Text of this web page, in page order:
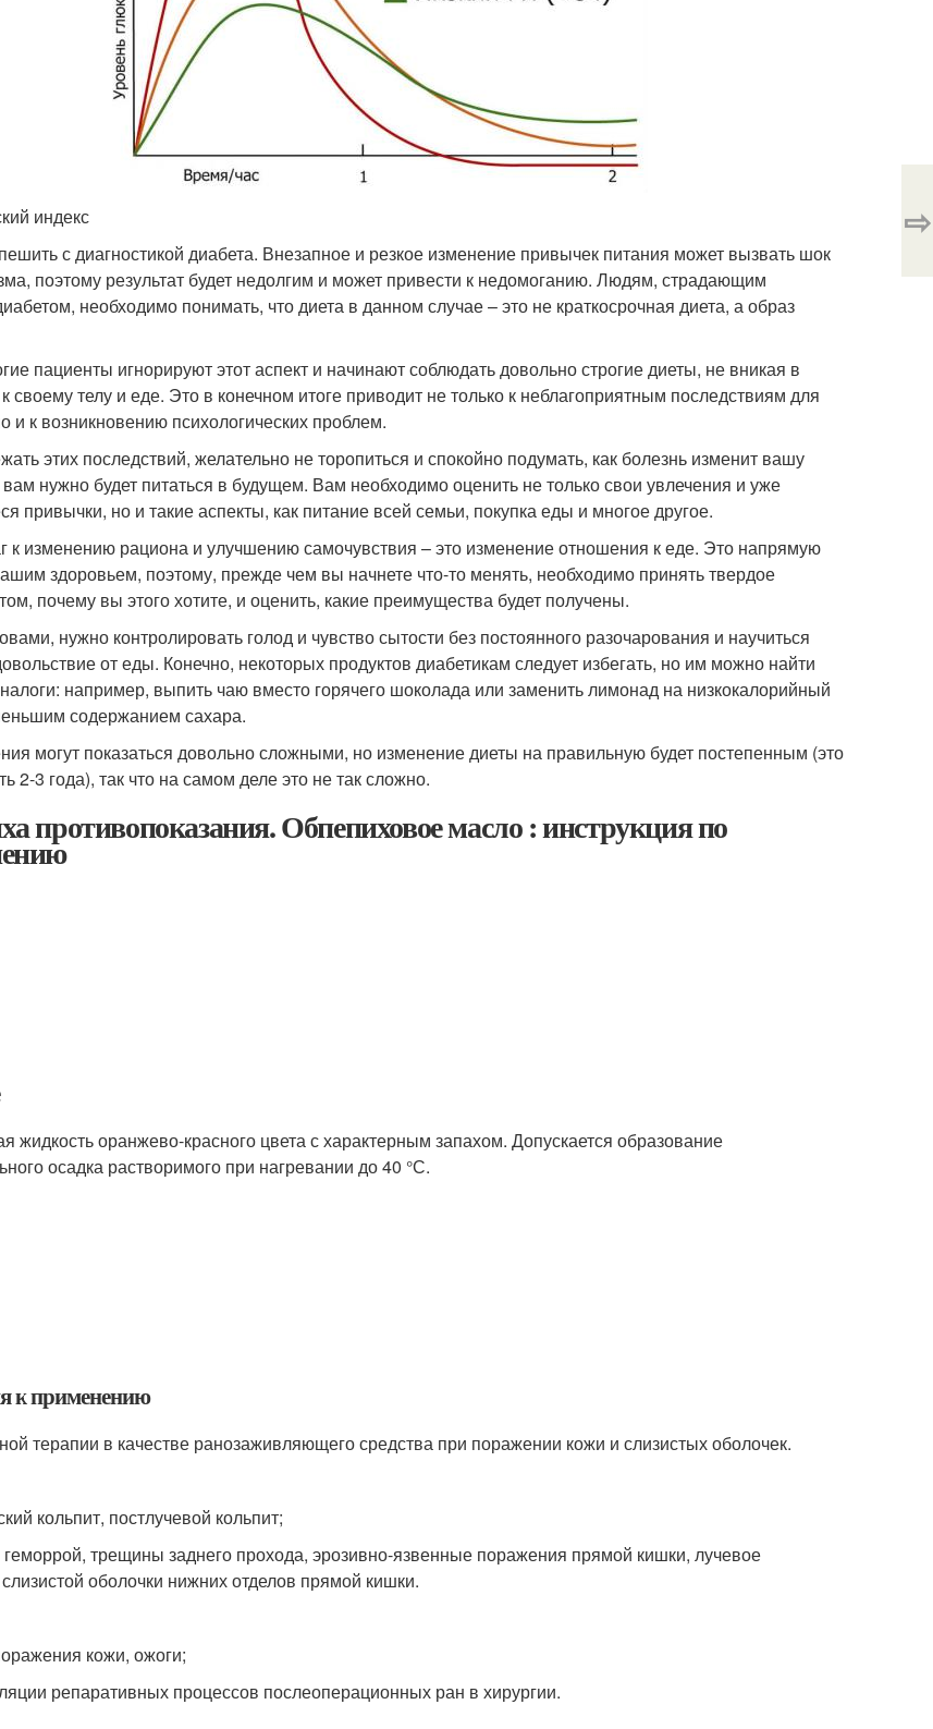
индекс
с диагностикой диабета. Внезапное и резкое изменение привычек питания может вызвать шок
поэтому результат будет недолгим и может привести к недомоганию. Людям, страдающим
необходимо понимать, что диета в данном случае – это не краткосрочная диета, а образ
пациенты игнорируют этот аспект и начинают соблюдать довольно строгие диеты, не вникая в
своему телу и еде. Это в конечном итоге приводит не только к неблагоприятным последствиям для
и к возникновению психологических проблем.
этих последствий, желательно не торопиться и спокойно подумать, как болезнь изменит вашу
вам нужно будет питаться в будущем. Вам необходимо оценить не только свои увлечения и уже
привычки, но и такие аспекты, как питание всей семьи, покупка еды и многое другое.
к изменению рациона и улучшению самочувствия – это изменение отношения к еде. Это напрямую
здоровьем, поэтому, прежде чем вы начнете что-то менять, необходимо принять твердое
почему вы этого хотите, и оценить, какие преимущества будет получены.
нужно контролировать голод и чувство сытости без постоянного разочарования и научиться
от еды. Конечно, некоторых продуктов диабетикам следует избегать, но им можно найти
например, выпить чаю вместо горячего шоколада или заменить лимонад на низкокалорийный
содержанием сахара.
могут показаться довольно сложными, но изменение диеты на правильную будет постепенным (это
2-3 года), так что на самом деле это не так сложно.
противопоказания. Обпепиховое масло : инструкция по
жидкость оранжево-красного цвета с характерным запахом. Допускается образование
осадка растворимого при нагревании до 40 °С.
к применению
терапии в качестве ранозаживляющего средства при поражении кожи и слизистых оболочек.
кольпит, постлучевой кольпит;
трещины заднего прохода, эрозивно-язвенные поражения прямой кишки, лучевое
оболочки нижних отделов прямой кишки.
кожи, ожоги;
репаративных процессов послеоперационных ран в хирургии.
⇨